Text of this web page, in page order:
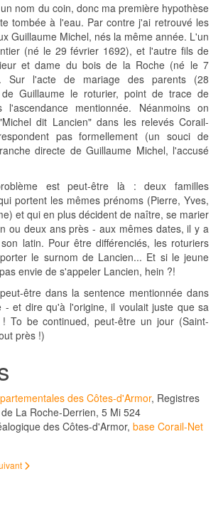
nom du coin, donc ma première hypothèse
tombée à l'eau. Par contre j'ai retrouvé les
Guillaume Michel, nés la même année. L'un
(né le 29 février 1692), et l'autre fils de
et dame du bois de la Roche (né le 7
Sur l'acte de mariage des parents (28
Guillaume le roturier, point de trace de
mentionnée. Néanmoins on
dit Lancien" dans les relevés Corail-
pas formellement (un souci de
directe de Guillaume Michel, l'accusé
est peut-être là : deux familles
portent les mêmes prénoms (Pierre, Yves,
et qui en plus décident de naître, se marier
ou deux ans près - aux mêmes dates, il y a
latin. Pour être différenciés, les roturiers
le surnom de Lancien... Et si le jeune
envie de s'appeler Lancien, hein ?!
être dans la sentence mentionnée dans
- et dire qu'à l'origine, il voulait juste que sa
To be continued, peut-être un jour (Saint-
près !)
des Côtes-d'Armor, Registres
La Roche-Derrien, 5 Mi 524
des Côtes-d'Armor, base Corail-Net
quoi ça ressemble, un Manceau du XVIIe siècle ?
suivant : Un ami de la poésie, 1832